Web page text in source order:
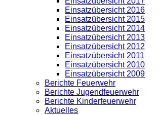
Einsatzübersicht 2016
Einsatzübersicht 2015
Einsatzübersicht 2014
Einsatzübersicht 2013
Einsatzübersicht 2012
Einsatzübersicht 2011
Einsatzübersicht 2010
Einsatzübersicht 2009
Berichte Feuerwehr
Berichte Jugendfeuerwehr
Berichte Kinderfeuerwehr
Aktuelles